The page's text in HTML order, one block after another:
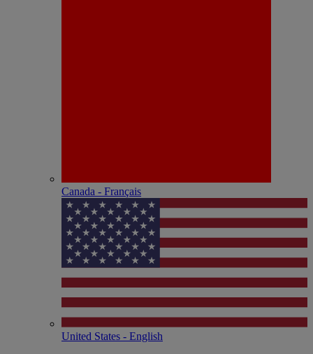
Canada - Français
United States - English